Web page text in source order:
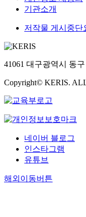
기관소개
저작물 게시중단
41061 대구광역시 동
Copyright© KERIS.
네이버 블로그
인스타그램
유튜브
해외이동버튼